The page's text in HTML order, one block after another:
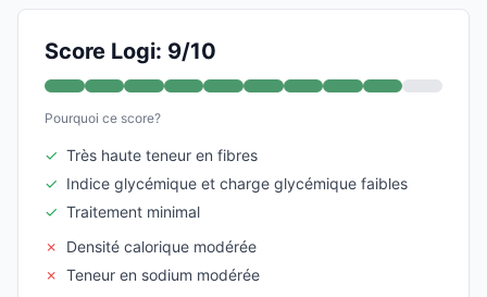
Score Logi: 9/10
Pourquoi ce score?
✓ Très haute teneur en fibres
✓ Indice glycémique et charge glycémique faibles
✓ Traitement minimal
✗
Densité calorique modérée
✗ Teneur en sodium modérée